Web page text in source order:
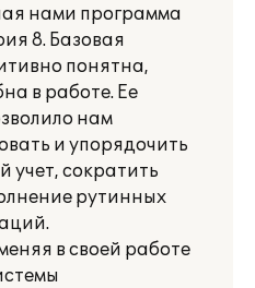
нами программа
8. Базовая
понятна,
в работе. Ее
нам
и упорядочить
учет, сократить
рутинных
в своей работе